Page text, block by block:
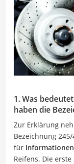
1. Was
haben die
Zur Erklärung
Bezeichnung
für
Reifens. Die